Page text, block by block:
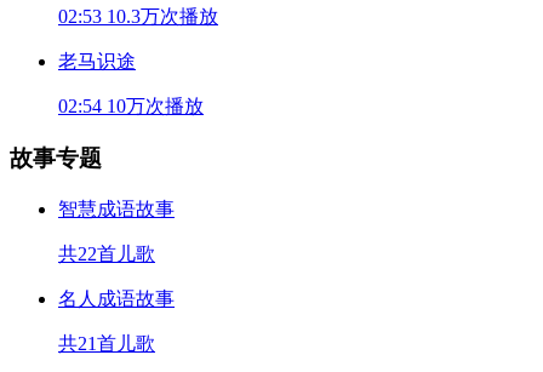
02:53 10.3万次播放
老马识途
02:54 10万次播放
故事专题
智慧成语故事
共22首儿歌
名人成语故事
共21首儿歌